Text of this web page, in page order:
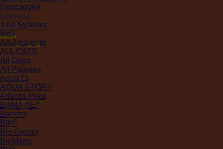
Пуходерки
Бренды
1 All Systems
8in1
AA Aquarium
ALL CATS
All Dogs
All Pappies
Aqua El
AQUA STORY
Atlantis Plast
BAMA PET
Barrom
BIFF
Bio-Groom
BioMenu